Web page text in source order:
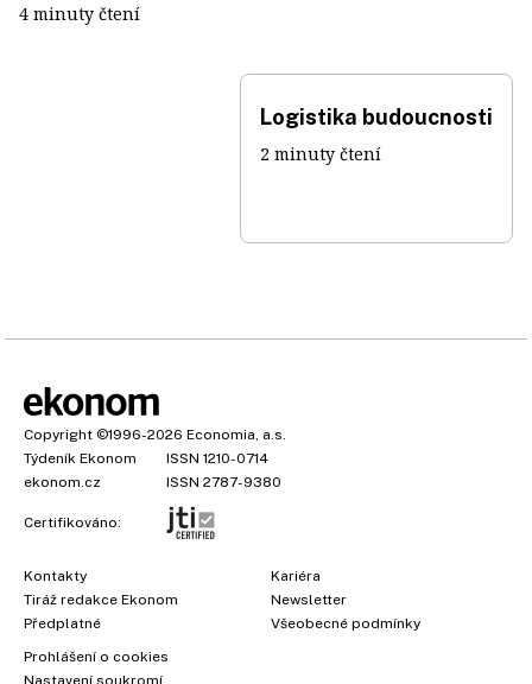
4 minuty čtení
Logistika budoucnosti
2 minuty čtení
Copyright ©1996-2026 Economia, a.s.
Týdeník Ekonom
ISSN 1210-0714
ekonom.cz
ISSN 2787-9380
Certifikováno:
Kontakty
Tiráž redakce Ekonom
Předplatné
Kariéra
Newsletter
Všeobecné podmínky
Prohlášení o cookies
Nastavení soukromí